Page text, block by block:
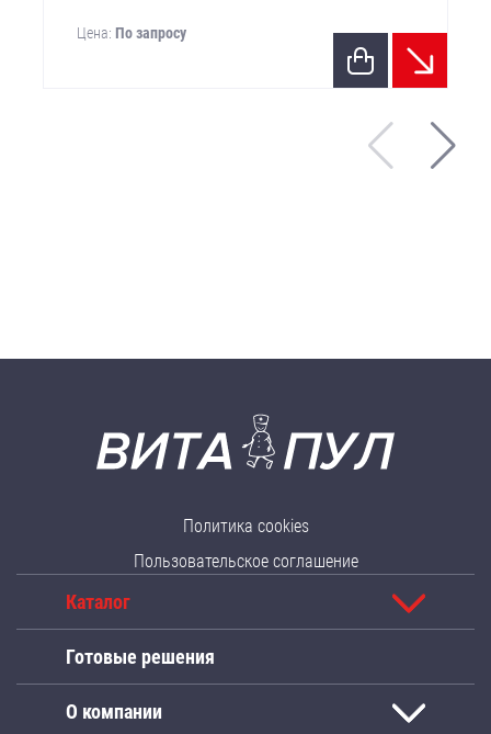
Цена: По запросу
Политика cookies
Пользовательское соглашение
Каталог
Готовые решения
О компании